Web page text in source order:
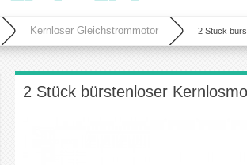
Kernloser Gleichstrommotor 2 Stück
2 Stück bürstenloser